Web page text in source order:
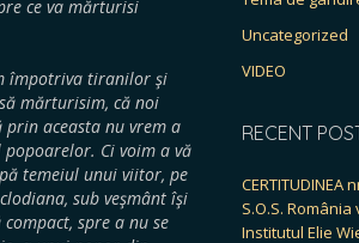
ce va mărturisi
împotriva tiranilor şi
mărturisim, că noi
aceasta nu vrem a
Ci voim a vă
temeiul unui viitor, pe
sub veşmânt îşi
spre a nu se
Uncategorized
VIDEO
RECENT
CERTITUDINEA
S.O.S.
Institutul Elie